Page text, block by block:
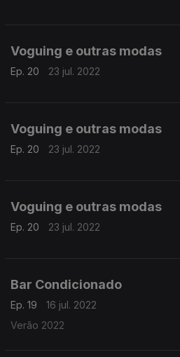
Voguing e outras modas
Ep. 20 23 jul. 2022
Voguing e outras modas
Ep. 20 23 jul. 2022
Voguing e outras modas
Ep. 20 23 jul. 2022
Bar Condicionado
Ep. 19
16 jul. 2022
Verão 2022